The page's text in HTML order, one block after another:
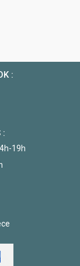
:
:
19h